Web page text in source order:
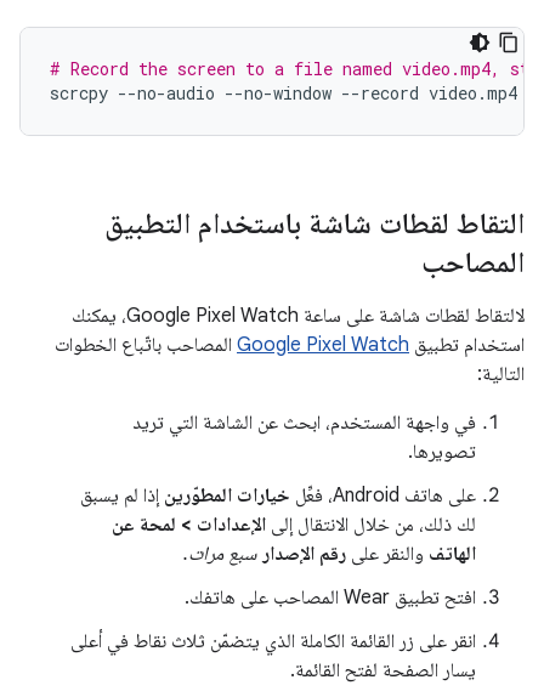
# Record the screen to a file named video.mp4,
scrcpy --no-audio --no-window --record video.mp4
التقاط لقطات شاشة باستخدام التطبيق
المصاحب
لالتقاط لقطات شاشة على ساعة Google Pixel Watch، يمكنك
استخدام تطبيق Google Pixel Watch المصاحب باتّباع الخطوات
التالية:
في واجهة المستخدم، ابحث عن الشاشة التي تريد
تصويرها.
على هاتف Android، فعِّل
خيارات المطوّرين إذا لم يسبق
لك ذلك، من خلال الانتقال إلى الإعدادات > لمحة عن
الهاتف والنقر على رقم الإصدار سبع مرات.
افتح تطبيق Wear المصاحب على هاتفك.
انقر على زر القائمة الكاملة الذي يتضمّن ثلاث نقاط في أعلى
يسار الصفحة لفتح القائمة.